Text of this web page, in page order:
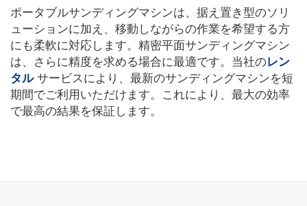
ポータブルサンディングマシンは、据え置き型のソリ
ューションに加え、移動しながらの作業を希望する方
にも柔軟に対応します。精密平面サンディングマシン
は、さらに精度を求める場合に最適です。当社のレン
タル サービスにより、最新のサンディングマシンを短
期間でご利用いただけます。これにより、最大の効率
で最高の結果を保証します。